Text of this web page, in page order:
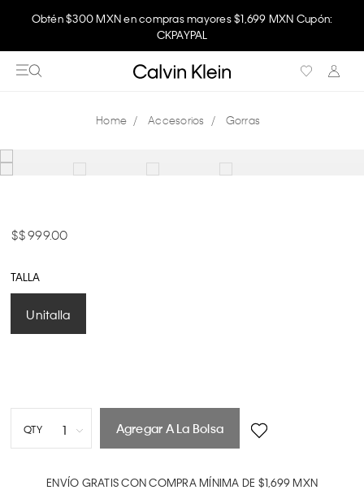
Obtén $300 MXN en compras mayores $1,699 MXN Cupón:
CKPAYPAL
Accesorios Gorras
$ 999.00
TALLA
Unitalla
QTY 1 Agregar A La Bolsa
ENVÍO GRATIS CON COMPRA MÍNIMA DE $1,699 MXN